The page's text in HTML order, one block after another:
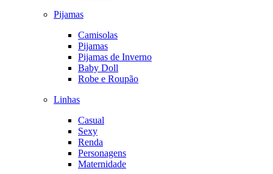
Pijamas
Camisolas
Pijamas
Pijamas de Inverno
Baby Doll
Robe e Roupão
Linhas
Casual
Sexy
Renda
Personagens
Maternidade